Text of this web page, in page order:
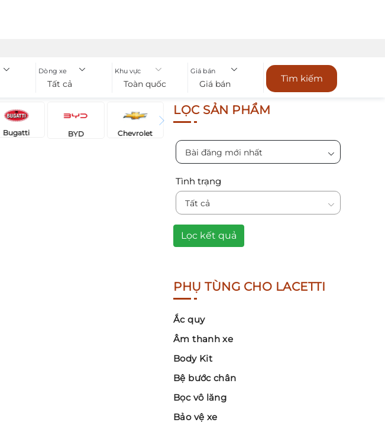
Dòng xe
Tất cả
Khu vực
Toàn quốc
Giá bán
Giá bán Tìm kiếm
Bugatti BYD Chevrolet
LỌC SẢN PHẨM
Bài đăng mới nhất
Tình trạng
Tất cả
Lọc kết quả
PHỤ TÙNG CHO LACETTI
Ắc quy
Âm thanh xe
Body Kit
Bệ bước chân
Bọc vô lăng
Bảo vệ xe